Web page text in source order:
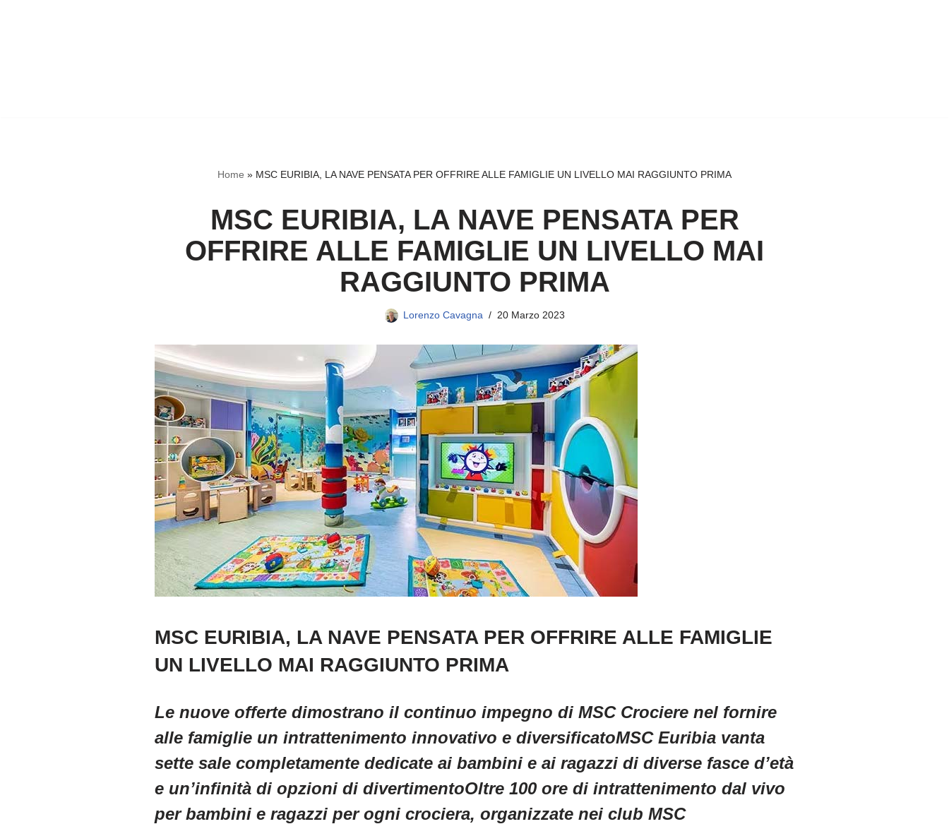
Home » MSC EURIBIA, LA NAVE PENSATA PER OFFRIRE ALLE FAMIGLIE UN LIVELLO MAI RAGGIUNTO PRIMA
MSC EURIBIA, LA NAVE PENSATA PER
OFFRIRE ALLE FAMIGLIE UN LIVELLO MAI
RAGGIUNTO PRIMA
Lorenzo Cavagna 20 Marzo 2023
MSC EURIBIA, LA NAVE PENSATA PER OFFRIRE ALLE FAMIGLIE
UN LIVELLO MAI RAGGIUNTO PRIMA
Le nuove offerte dimostrano il continuo impegno di MSC Crociere nel fornire
alle famiglie un intrattenimento innovativo e diversificatoMSC Euribia vanta
sette sale completamente dedicate ai bambini e ai ragazzi di diverse fasce d’età
e un’infinità di opzioni di divertimentoOltre 100 ore di intrattenimento dal vivo
per bambini e ragazzi per ogni crociera, organizzate nei club MSC